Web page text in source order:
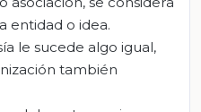
entidad o idea.
le sucede algo igual,
también